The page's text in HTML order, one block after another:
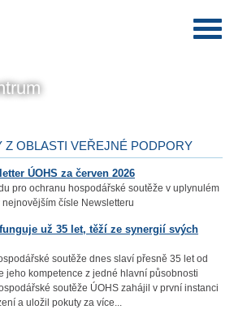
Z OBLASTI VEŘEJNÉ PODPORY
ÚOHS za červen 2026
pro ochranu hospodářské soutěže v uplynulém
čísle Newsletteru
už 35 let, těží ze synergií svých
soutěže dnes slaví přesně 35 let od
jeho kompetence z jedné hlavní působnosti
soutěže ÚOHS zahájil v první instanci
a uložil pokuty za více...